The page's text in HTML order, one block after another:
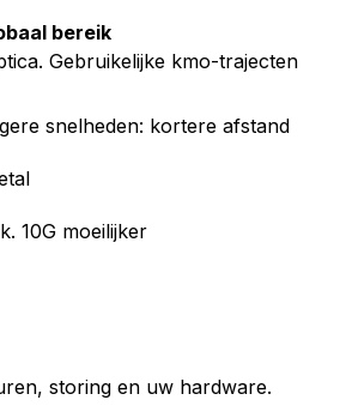
bereik
Gebruikelijke kmo-trajecten
snelheden: kortere afstand
10G moeilijker
storing en uw hardware.